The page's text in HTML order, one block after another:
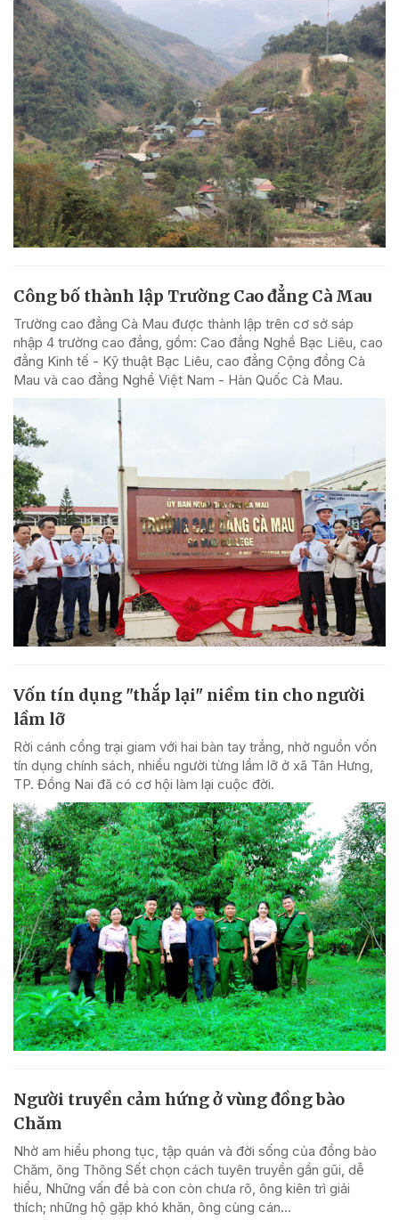
Công bố thành lập Trường Cao đẳng Cà Mau
Trường cao đẳng Cà Mau được thành lập trên cơ sở sáp
nhập 4 trường cao đẳng, gồm: Cao đẳng Nghề Bạc Liêu, cao
đẳng Kinh tế - Kỹ thuật Bạc Liêu, cao đẳng Cộng đồng Cà
Mau và cao đẳng Nghề Việt Nam - Hàn Quốc Cà Mau.
Vốn tín dụng "thắp lại" niềm tin cho người
lầm lỡ
Rời cánh cổng trại giam với hai bàn tay trắng, nhờ nguồn vốn
tín dụng chính sách, nhiều người từng lầm lỡ ở xã Tân Hưng,
TP. Đồng Nai đã có cơ hội làm lại cuộc đời.
Người truyền cảm hứng ở vùng đồng bào
Chăm
Nhờ am hiểu phong tục, tập quán và đời sống của đồng bào
Chăm, ông Thông Sết chọn cách tuyên truyền gần gũi, dễ
hiểu, Những vấn đề bà con còn chưa rõ, ông kiên trì giải
thích; những hộ gặp khó khăn, ông cùng cán...